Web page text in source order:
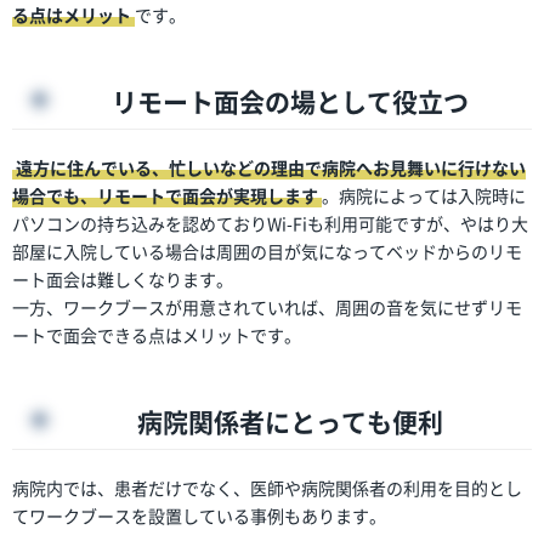
る点はメリットです。
リモート面会の場として役立つ
遠方に住んでいる、忙しいなどの理由で病院へお見舞いに行けない
場合でも、リモートで面会が実現します。病院によっては入院時に
パソコンの持ち込みを認めておりWi-Fiも利用可能ですが、やはり大
部屋に入院している場合は周囲の目が気になってベッドからのリモ
ート面会は難しくなります。
一方、ワークブースが用意されていれば、周囲の音を気にせずリモ
ートで面会できる点はメリットです。
病院関係者にとっても便利
病院内では、患者だけでなく、医師や病院関係者の利用を目的とし
てワークブースを設置している事例もあります。